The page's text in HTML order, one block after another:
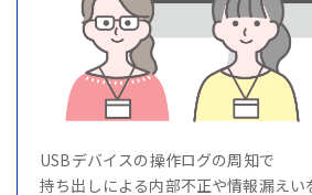
USBデバイスの操作ログの周知で
持ち出しによる内部不正や情報漏えい